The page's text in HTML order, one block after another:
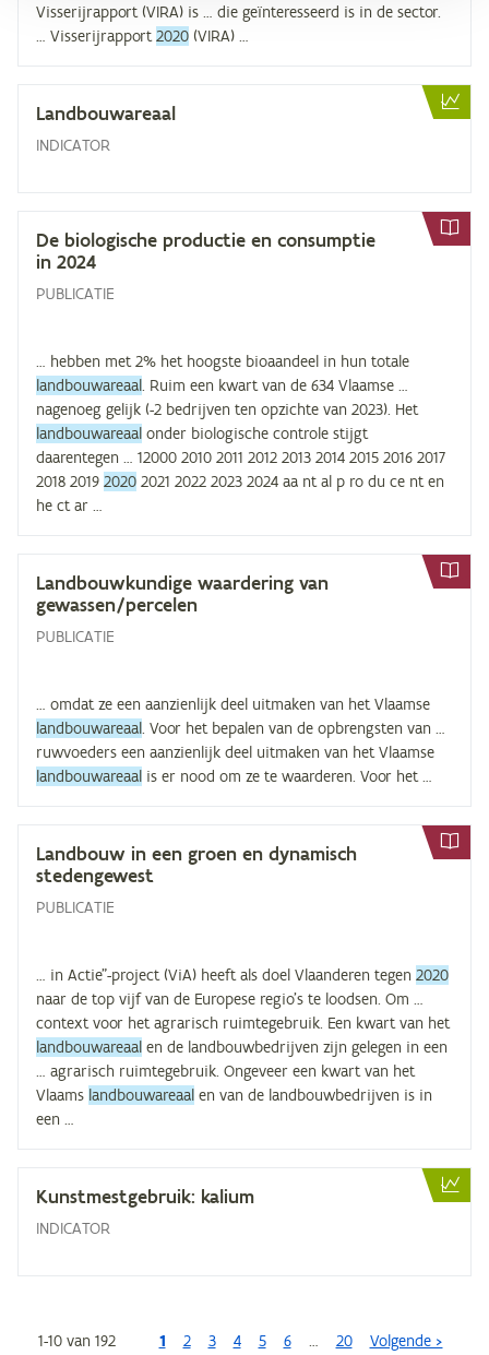
Visserijrapport (VIRA) is … die geïnteresseerd is in de sector.
… Visserijrapport 2020 (VIRA) …
Land­bouw­are­aal
INDICATOR
De bi­o­lo­gi­sche pro­duc­tie en con­sump­tie
in 2024
PUBLICATIE
… hebben met 2% het hoogste bioaandeel in hun totale
landbouwareaal . Ruim een kwart van de 634 Vlaamse …
nagenoeg gelijk (-2 bedrijven ten opzichte van 2023). Het
landbouwareaal onder biologische controle stijgt
daarentegen … 12000 2010 2011 2012 2013 2014 2015 2016 2017
2018 2019 2020 2021 2022 2023 2024 aa nt al p ro du ce nt en
he ct ar …
Land­bouw­kun­di­ge waar­de­ring van
gewassen/​percelen
PUBLICATIE
… omdat ze een aanzienlijk deel uitmaken van het Vlaamse
landbouwareaal . Voor het bepalen van de opbrengsten van …
ruwvoeders een aanzienlijk deel uitmaken van het Vlaamse
landbouwareaal is er nood om ze te waarderen. Voor het …
Land­bouw in een groen en dy­na­misch
stedengewest
PUBLICATIE
… in Actie”-project (ViA) heeft als doel Vlaanderen tegen 2020
naar de top vijf van de Europese regio’s te loodsen. Om …
context voor het agrarisch ruimtegebruik. Een kwart van het
landbouwareaal en de landbouwbedrijven zijn gelegen in een
… agrarisch ruimtegebruik. Ongeveer een kwart van het
Vlaams landbouwareaal en van de landbouwbedrijven is in
een …
Kunst­mest­ge­bruik: kalium
INDICATOR
Paginering
1-10van 192 1 2 3 4 5 6 20 Volgende >